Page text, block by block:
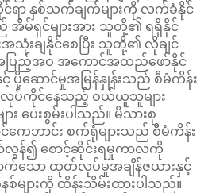
ာ နှစ်သက်ချက်များကို လက်ခံနိုင်
မ်ရှင်များအား သူတို့၏ ရရှိနိုင်
သုံးချနိုင်စေပြီး သူတို့၏ လိုချင်
ြည့်အဝ အကောင်အထည်ဖော်နိုင်
ပို့ဆောင်မှုအမြန်နှုန်းသည် စီမံကိန်း
လုပ်ကိုင်နေသည့် ဝယ်ယူသူများ
း ပေးစွမ်းပါသည်။ မိသားစု
ကေဘာင်း စက်ရုံများသည် စီမံကိန်း
ာ်လွန်၍ စောင့်ဆိုင်းရမှုကာလကို
ာက်သော ထုတ်လုပ်မှုအချိန်ဇယားနှင့်
နစ်များကို ထိန်းသိမ်းထားပါသည်။